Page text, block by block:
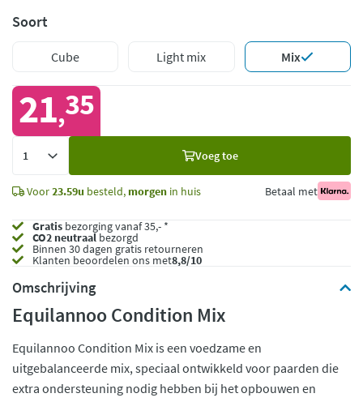
Soort
Cube Light mix Mix
21,35
Voeg toe
Voor23.59u besteld, morgen in huis Betaal met
Gratis bezorging vanaf 35,- *
CO2 neutraalbezorgd
Binnen 30 dagen gratis retourneren
Klanten beoordelen ons met8,8/10
Omschrijving
Equilannoo Condition Mix
Equilannoo Condition Mix is een voedzame en
uitgebalanceerde mix, speciaal ontwikkeld voor paarden die
extra ondersteuning nodig hebben bij het opbouwen en